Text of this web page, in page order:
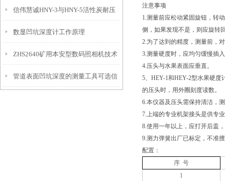
免测试过程中测针移动导致数据变动
信伟慧诚HNY-3与HNY-5活性炭耐压
强度测定仪技术参数！
数显凹坑深度计工作原理
ZHS2640矿用本安型数码照相机技术
参数！
管道表面凹坑深度的测量工具可选信
注意事项
1.测量前应松动紧固旋钮，转
侧，如果发现不是，则应旋转
2.为了达到的精度，测量前，
3.测量硬度时，应均匀缓慢插
4.压头与水果表面应垂直。
5、HEY-1和HEY-2型水果硬
的压头时，用外圈刻度读数。
6.本仪器及压头需保持清洁，
7.上端的专业机架接头是供专
8.使用一年以上，应打开后盖
9.测力弹簧出厂已标定，不准
配置：
序 号
1